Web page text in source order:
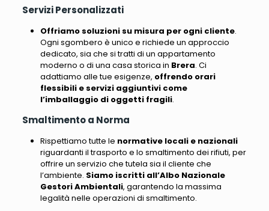
Servizi Personalizzati
Offriamo soluzioni su misura per ogni cliente.
Ogni sgombero è unico e richiede un approccio
dedicato, sia che si tratti di un appartamento
moderno o di una casa storica in Brera. Ci
adattiamo alle tue esigenze, offrendo orari
flessibili e servizi aggiuntivi come
l’imballaggio di oggetti fragili.
Smaltimento a Norma
Rispettiamo tutte le normative locali e nazionali
riguardanti il trasporto e lo smaltimento dei rifiuti, per
offrire un servizio che tutela sia il cliente che
l’ambiente. Siamo iscritti all’Albo Nazionale
Gestori Ambientali, garantendo la massima
legalità nelle operazioni di smaltimento.